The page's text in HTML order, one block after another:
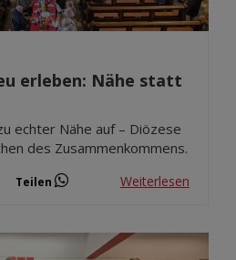
erleben: Nähe statt
echter Nähe auf – Diözese
des Zusammenkommens.
Teilen Weiterlesen